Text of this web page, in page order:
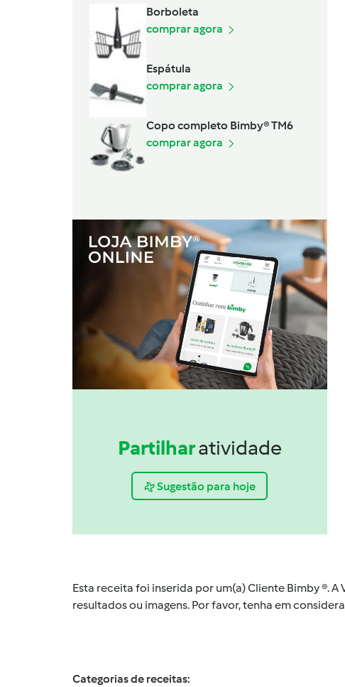
Borboleta
comprar agora
Espátula
comprar agora
Copo completo Bimby® TM6
comprar agora
Partilharatividade
Sugestão para hoje
Esta receita foi inserida por um(a) Cliente Bimby ®.
resultados ou imagens. Por favor, tenha em
Categorias de receitas: